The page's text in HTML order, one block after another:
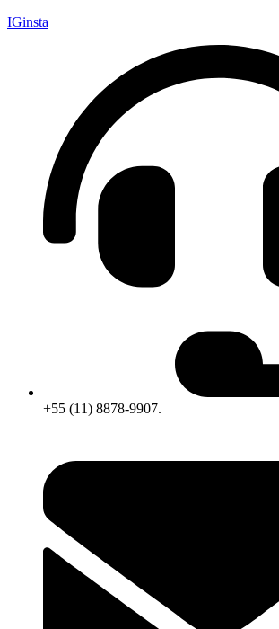
IGinsta
+55 (11) 8878-9907.